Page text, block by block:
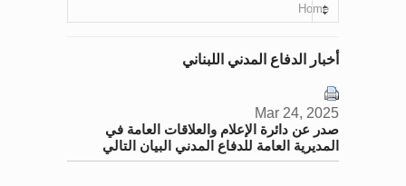
Home
أخبار الدفاع المدني اللبناني
Mar 24, 2025
صدر عن دائرة الإعلام والعلاقات العامة في
المديرية العامة للدفاع المدني البيان التالي